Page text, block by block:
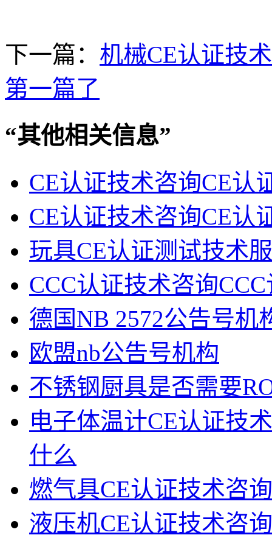
下一篇： 机械CE认证技
第一篇了
“其他相关信息”
CE认证技术咨询CE认
CE认证技术咨询CE认
玩具CE认证测试技术
CCC认证技术咨询
德国NB 2572公告号机
欧盟nb公告号机构
不锈钢厨具是否需要
电子体温计CE认证技
什么
燃气具CE认证技术咨
液压机CE认证技术咨